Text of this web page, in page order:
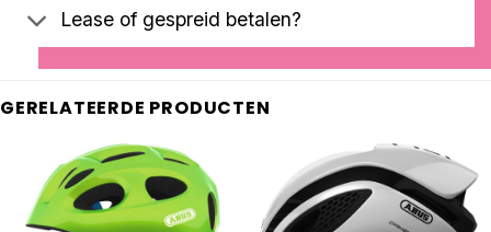
Lease of gespreid betalen?
GERELATEERDE PRODUCTEN